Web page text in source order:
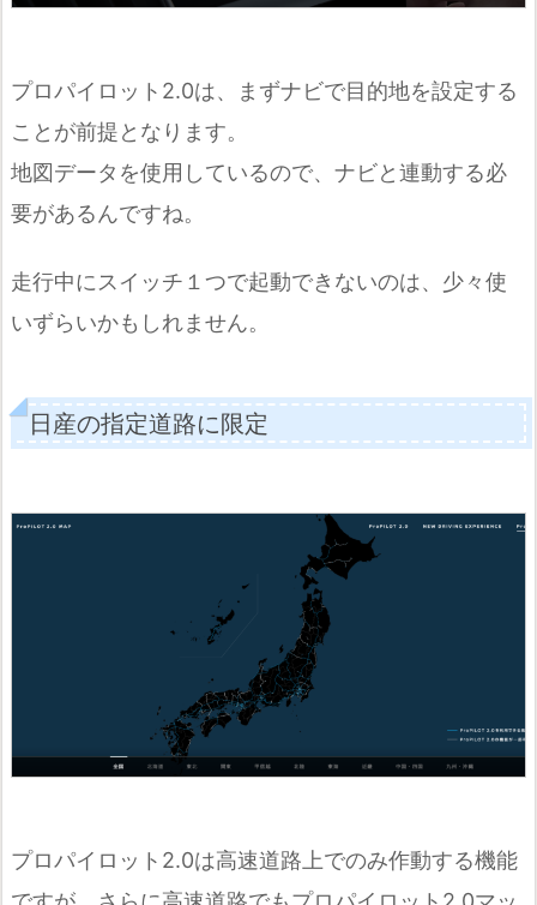
プロパイロット2.0は、まずナビで目的地を設定する
ことが前提となります。
地図データを使用しているので、ナビと連動する必
要があるんですね。
走行中にスイッチ１つで起動できないのは、少々使
いずらいかもしれません。
日産の指定道路に限定
プロパイロット2.0は高速道路上でのみ作動する機能